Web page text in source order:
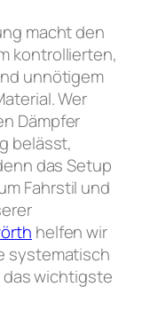
macht den
kontrollierten,
unnötigem
Wer
Dämpfer
belässt,
das Setup
Fahrstil und
helfen wir
systematisch
wichtigste